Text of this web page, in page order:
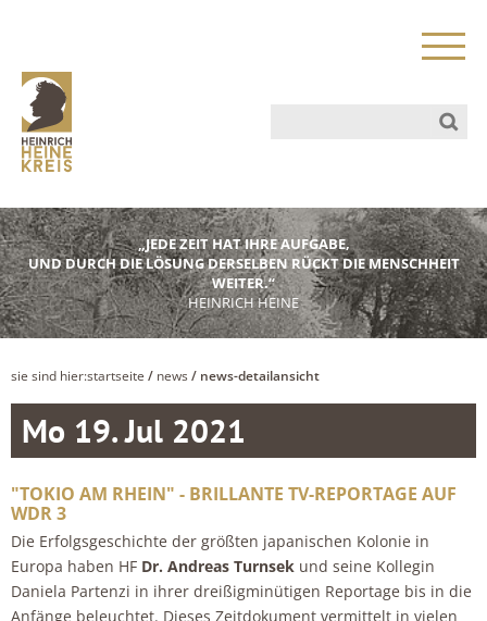
„JEDE ZEIT HAT IHRE AUFGABE,
UND DURCH DIE LÖSUNG DERSELBEN RÜCKT DIE MENSCHHEIT
WEITER.“
HEINRICH HEINE
sie sind hier:startseite / news/ news-detailansicht
Mo 19. Jul 2021
"TOKIO AM RHEIN" - BRILLANTE TV-REPORTAGE AUF
WDR 3
Die Erfolgsgeschichte der größten japanischen Kolonie in
Europa haben HF Dr. Andreas Turnsek und seine Kollegin
Daniela Partenzi in ihrer dreißigminütigen Reportage bis in die
Anfänge beleuchtet. Dieses Zeitdokument vermittelt in vielen